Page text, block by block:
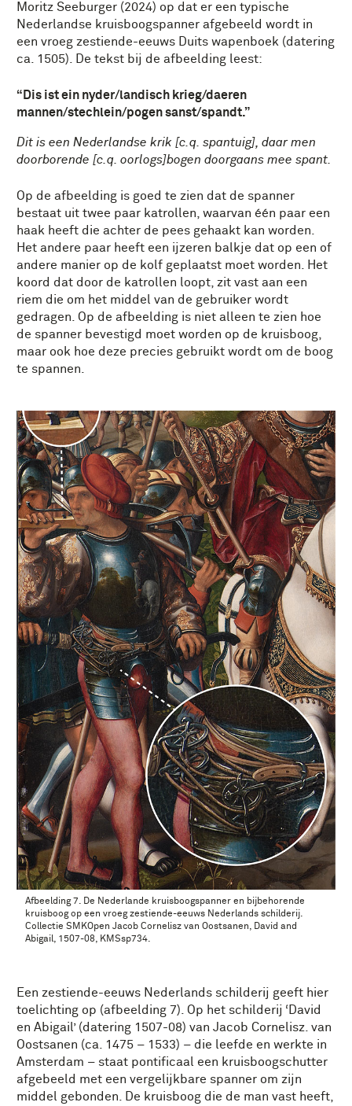
Moritz Seeburger (2024) op dat er een typische
Nederlandse kruisboogspanner afgebeeld wordt in
een vroeg zestiende-eeuws Duits wapenboek (datering
ca. 1505). De tekst bij de afbeelding leest:
Dis ist ein nyder/landisch krieg/daeren
mannen/stechlein/pogen sanst/spandt.
Dit is een Nederlandse krik [c.q. spantuig], daar men
doorborende [c.q. oorlogs]bogen doorgaans mee spant.
Op de afbeelding is goed te zien dat de spanner
bestaat uit twee paar katrollen, waarvan één paar een
haak heeft die achter de pees gehaakt kan worden.
Het andere paar heeft een ijzeren balkje dat op een of
andere manier op de kolf geplaatst moet worden. Het
koord dat door de katrollen loopt, zit vast aan een
riem die om het middel van de gebruiker wordt
gedragen. Op de afbeelding is niet alleen te zien hoe
de spanner bevestigd moet worden op de kruisboog,
maar ook hoe deze precies gebruikt wordt om de boog
te spannen.
Afbeelding 7. De Nederlande kruisboogspanner en bijbehorende
kruisboog op een vroeg zestiende-eeuws Nederlands schilderij.
Collectie SMKOpen Jacob Cornelisz van Oostsanen, David and
Abigail, 1507-08, KMSsp734.
Een zestiende-eeuws Nederlands schilderij geeft hier
toelichting op (afbeelding 7). Op het schilderij ‘David
en Abigail’ (datering 1507-08) van Jacob Cornelisz. van
Oostsanen (ca. 1475 – 1533) – die leefde en werkte in
Amsterdam – staat pontificaal een kruisboogschutter
afgebeeld met een vergelijkbare spanner om zijn
middel gebonden. De kruisboog die de man vast heeft,